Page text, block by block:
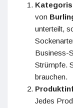
von
unterteilt,
Business-
Strümpfe.
brauchen.
Jedes